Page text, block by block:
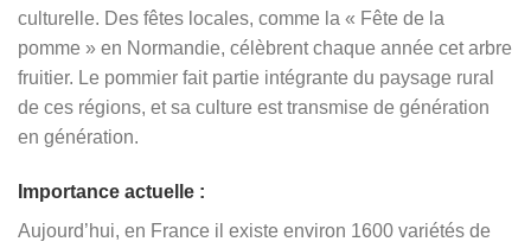
culturelle. Des fêtes locales, comme la « Fête de la
pomme » en Normandie, célèbrent chaque année cet arbre
fruitier. Le pommier fait partie intégrante du paysage rural
de ces régions, et sa culture est transmise de génération
en génération.
Importance actuelle :
Aujourd’hui, en France il existe environ 1600 variétés de